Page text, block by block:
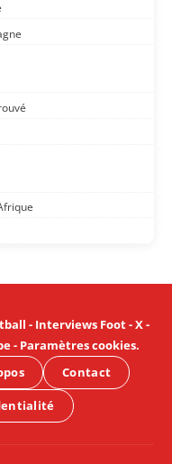
- Interviews Foot-X-
- Paramètres cookies.
Contact